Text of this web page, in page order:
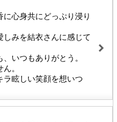
心身共にどっぷり浸り
しみを結衣さんに感じて
いつもありがとう。
。
ラ眩しい笑顔を想いつ